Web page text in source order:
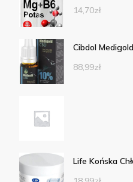
14,70zł
Cibdol
88,99zł
Life Końska